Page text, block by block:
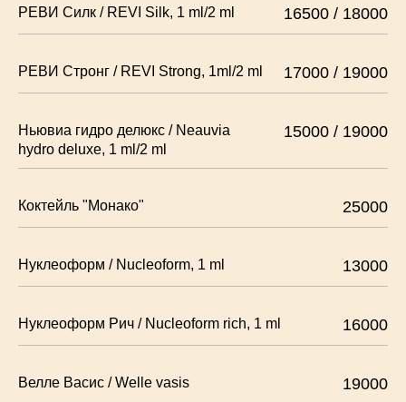
РЕВИ Силк / REVI Silk, 1 ml/2 ml 16500 / 18000
РЕВИ Стронг / REVI Strong, 1ml/2 ml 17000 / 19000
Ньювиа гидро делюкс / Neauvia
hydro deluxe, 1 ml/2 ml
15000 / 19000
Коктейль "Монако" 25000
Нуклеоформ / Nucleoform, 1 ml 13000
Нуклеоформ Рич / Nucleoform rich, 1 ml 16000
Велле Васис / Welle vasis 19000